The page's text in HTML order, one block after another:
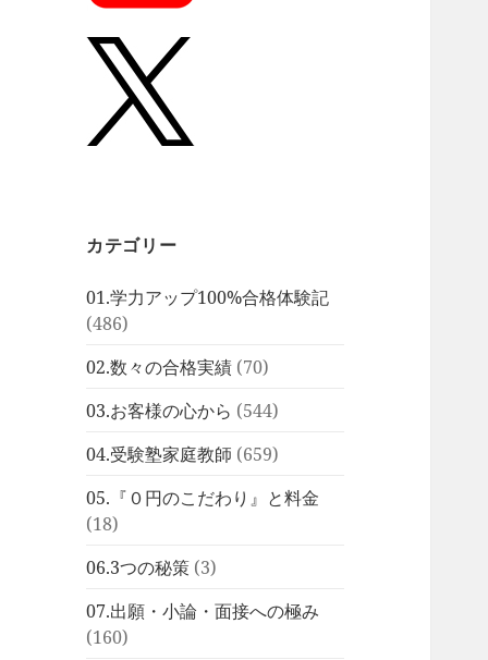
カテゴリー
01.学力アップ100%合格体験記
(486)
02.数々の合格実績 (70)
03.お客様の心から (544)
04.受験塾家庭教師 (659)
05.『０円のこだわり』と料金
(18)
06.3つの秘策 (3)
07.出願・小論・面接への極み
(160)